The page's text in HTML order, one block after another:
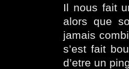
Il nous fait
alors que
jamais
s’est fait
d’etre un